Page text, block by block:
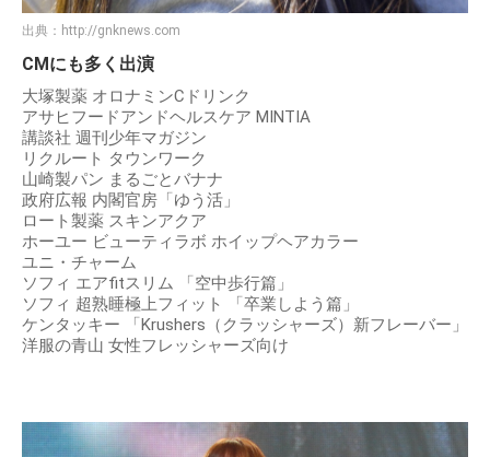
出典： http://gnknews.com
CMにも多く出演
大塚製薬 オロナミンCドリンク
アサヒフードアンドヘルスケア MINTIA
講談社 週刊少年マガジン
リクルート タウンワーク
山崎製パン まるごとバナナ
政府広報 内閣官房「ゆう活」
ロート製薬 スキンアクア
ホーユー ビューティラボ ホイップヘアカラー
ユニ・チャーム
ソフィ エアfitスリム 「空中歩行篇」
ソフィ 超熟睡極上フィット 「卒業しよう篇」
ケンタッキー 「Krushers（クラッシャーズ）新フレーバー」
洋服の青山 女性フレッシャーズ向け